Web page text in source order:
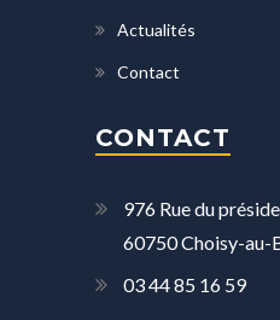
Actualités
Contact
CONTACT
976 Rue du
60750 Choisy-au-
03 44 85 16 59